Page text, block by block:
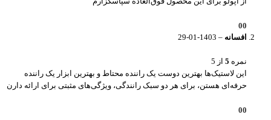
0
0
افسانه –
1403-01-29
نمره 5 از 5
این لاستیک‌ها بهترین دوست یک راننده محتاط و بهترین ابزار یک راننده
حرفه‌ای هستن، برای هر دو سبک رانندگی، ویژگی‌های مثبتی برای ارائه دارن
0
0